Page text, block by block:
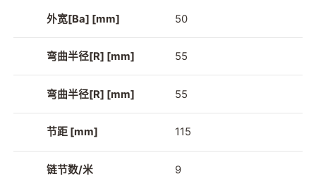
外宽[Ba] [mm] 50
弯曲半径[R] [mm] 55
弯曲半径[R] [mm] 55
节距 [mm] 115
链节数/米 9